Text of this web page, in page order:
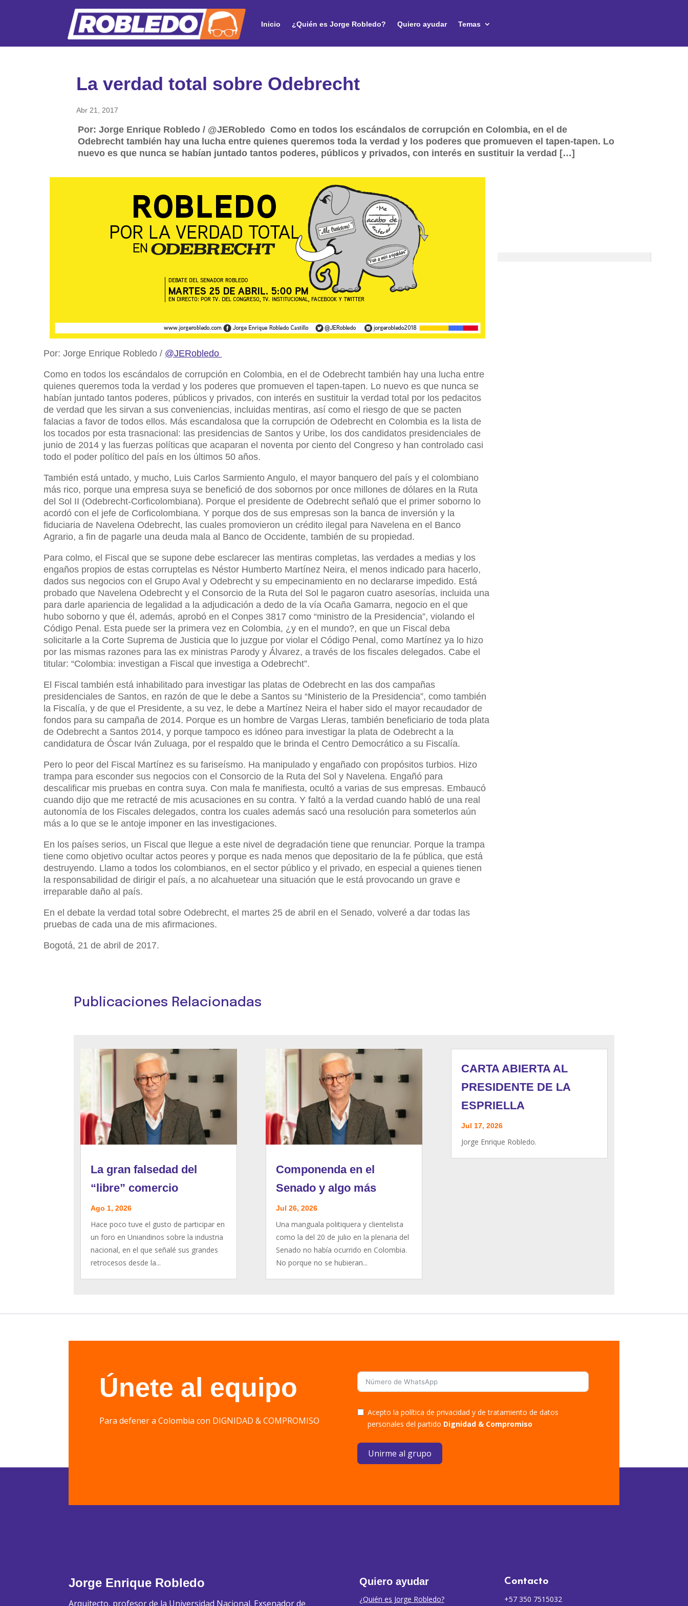
Inicio ¿Quién es Jorge Robledo? Quiero ayudar Temas
La verdad total sobre Odebrecht
Abr 21, 2017
Por: Jorge Enrique Robledo / @JERobledo Como en todos los escándalos de corrupción en Colombia, en el de
Odebrecht también hay una lucha entre quienes queremos toda la verdad y los poderes que promueven el tapen-tapen. Lo
nuevo es que nunca se habían juntado tantos poderes, públicos y privados, con interés en sustituir la verdad […]
Por: Jorge Enrique Robledo / @JERobledo
Como en todos los escándalos de corrupción en Colombia, en el de Odebrecht también hay una lucha entre
quienes queremos toda la verdad y los poderes que promueven el tapen-tapen. Lo nuevo es que nunca se
habían juntado tantos poderes, públicos y privados, con interés en sustituir la verdad total por los pedacitos
de verdad que les sirvan a sus conveniencias, incluidas mentiras, así como el riesgo de que se pacten
falacias a favor de todos ellos. Más escandalosa que la corrupción de Odebrecht en Colombia es la lista de
los tocados por esta trasnacional: las presidencias de Santos y Uribe, los dos candidatos presidenciales de
junio de 2014 y las fuerzas políticas que acaparan el noventa por ciento del Congreso y han controlado casi
todo el poder político del país en los últimos 50 años.
También está untado, y mucho, Luis Carlos Sarmiento Angulo, el mayor banquero del país y el colombiano
más rico, porque una empresa suya se benefició de dos sobornos por once millones de dólares en la Ruta
del Sol II (Odebrecht-Corficolombiana). Porque el presidente de Odebrecht señaló que el primer soborno lo
acordó con el jefe de Corficolombiana. Y porque dos de sus empresas son la banca de inversión y la
fiduciaria de Navelena Odebrecht, las cuales promovieron un crédito ilegal para Navelena en el Banco
Agrario, a fin de pagarle una deuda mala al Banco de Occidente, también de su propiedad.
Para colmo, el Fiscal que se supone debe esclarecer las mentiras completas, las verdades a medias y los
engaños propios de estas corruptelas es Néstor Humberto Martínez Neira, el menos indicado para hacerlo,
dados sus negocios con el Grupo Aval y Odebrecht y su empecinamiento en no declararse impedido. Está
probado que Navelena Odebrecht y el Consorcio de la Ruta del Sol le pagaron cuatro asesorías, incluida una
para darle apariencia de legalidad a la adjudicación a dedo de la vía Ocaña Gamarra, negocio en el que
hubo soborno y que él, además, aprobó en el Conpes 3817 como “ministro de la Presidencia”, violando el
Código Penal. Esta puede ser la primera vez en Colombia, ¿y en el mundo?, en que un Fiscal deba
solicitarle a la Corte Suprema de Justicia que lo juzgue por violar el Código Penal, como Martínez ya lo hizo
por las mismas razones para las ex ministras Parody y Álvarez, a través de los fiscales delegados. Cabe el
titular: “Colombia: investigan a Fiscal que investiga a Odebrecht”.
El Fiscal también está inhabilitado para investigar las platas de Odebrecht en las dos campañas
presidenciales de Santos, en razón de que le debe a Santos su “Ministerio de la Presidencia”, como también
la Fiscalía, y de que el Presidente, a su vez, le debe a Martínez Neira el haber sido el mayor recaudador de
fondos para su campaña de 2014. Porque es un hombre de Vargas Lleras, también beneficiario de toda plata
de Odebrecht a Santos 2014, y porque tampoco es idóneo para investigar la plata de Odebrecht a la
candidatura de Óscar Iván Zuluaga, por el respaldo que le brinda el Centro Democrático a su Fiscalía.
Pero lo peor del Fiscal Martínez es su fariseísmo. Ha manipulado y engañado con propósitos turbios. Hizo
trampa para esconder sus negocios con el Consorcio de la Ruta del Sol y Navelena. Engañó para
descalificar mis pruebas en contra suya. Con mala fe manifiesta, ocultó a varias de sus empresas. Embaucó
cuando dijo que me retracté de mis acusaciones en su contra. Y faltó a la verdad cuando habló de una real
autonomía de los Fiscales delegados, contra los cuales además sacó una resolución para someterlos aún
más a lo que se le antoje imponer en las investigaciones.
En los países serios, un Fiscal que llegue a este nivel de degradación tiene que renunciar. Porque la trampa
tiene como objetivo ocultar actos peores y porque es nada menos que depositario de la fe pública, que está
destruyendo. Llamo a todos los colombianos, en el sector público y el privado, en especial a quienes tienen
la responsabilidad de dirigir el país, a no alcahuetear una situación que le está provocando un grave e
irreparable daño al país.
En el debate la verdad total sobre Odebrecht, el martes 25 de abril en el Senado, volveré a dar todas las
pruebas de cada una de mis afirmaciones.
Bogotá, 21 de abril de 2017.
Publicaciones Relacionadas
La gran falsedad del
“libre” comercio
Ago 1, 2026
Hace poco tuve el gusto de participar en
un foro en Uniandinos sobre la industria
nacional, en el que señalé sus grandes
retrocesos desde la...
Componenda en el
Senado y algo más
Jul 26, 2026
Una manguala politiquera y clientelista
como la del 20 de julio en la plenaria del
Senado no había ocurrido en Colombia.
No porque no se hubieran...
CARTA ABIERTA AL
PRESIDENTE DE LA
ESPRIELLA
Jul 17, 2026
Jorge Enrique Robledo.
Únete al equipo
Para defener a Colombia con DIGNIDAD & COMPROMISO
Acepto la política de privacidad y de tratamiento de datos
personales del partido Dignidad & Compromiso
Unirme al grupo
Jorge Enrique Robledo
Arquitecto, profesor de la Universidad Nacional. Exsenador de
Quiero ayudar
¿Quién es Jorge Robledo?
Contacto
+57 350 7515032